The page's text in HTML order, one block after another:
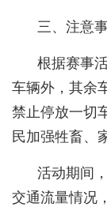
三、注意
根据赛事
车辆外，其余
禁止停放一切
民加强牲畜、
活动期间
交通流量情况